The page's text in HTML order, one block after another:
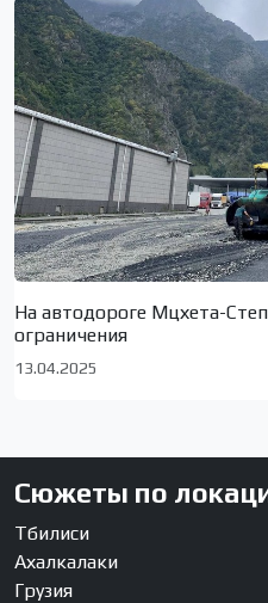
На автодороге Мцхета-
ограничения
13.04.2025
Сюжеты по
Тбилиси
Ахалкалаки
Грузия